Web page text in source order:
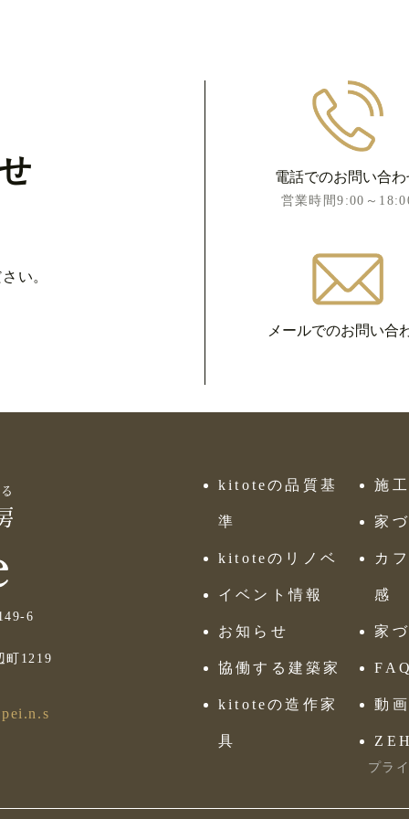
い。
電話でのお問い合わ
営業時間9:00～
メールでのお問い合
6
町1219
kitoteの品質基
準
kitoteのリノベ
イベント情報
お知らせ
協働する建築家
kitoteの造作家
具
施工
家
カ
感
家
FAQ
動画
プラ